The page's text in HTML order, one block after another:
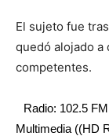
El sujeto fue
quedó alojado a
competentes.
Radio: 102.5
Multimedia ((HD